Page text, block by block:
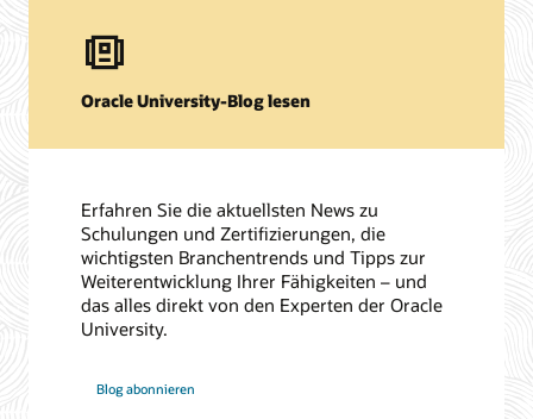
Oracle University-Blog lesen
Erfahren Sie die aktuellsten News zu
Schulungen und Zertifizierungen, die
wichtigsten Branchentrends und Tipps zur
Weiterentwicklung Ihrer Fähigkeiten – und
das alles direkt von den Experten der Oracle
University.
Blog abonnieren